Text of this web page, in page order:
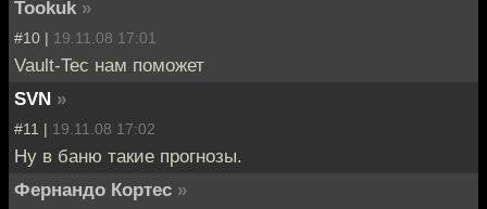
Tookuk »
#10 | 19.11.08 17:01
Vault-Tec нам поможет
SVN »
#11 | 19.11.08 17:02
Ну в баню такие прогнозы.
Фернандо Кортес »